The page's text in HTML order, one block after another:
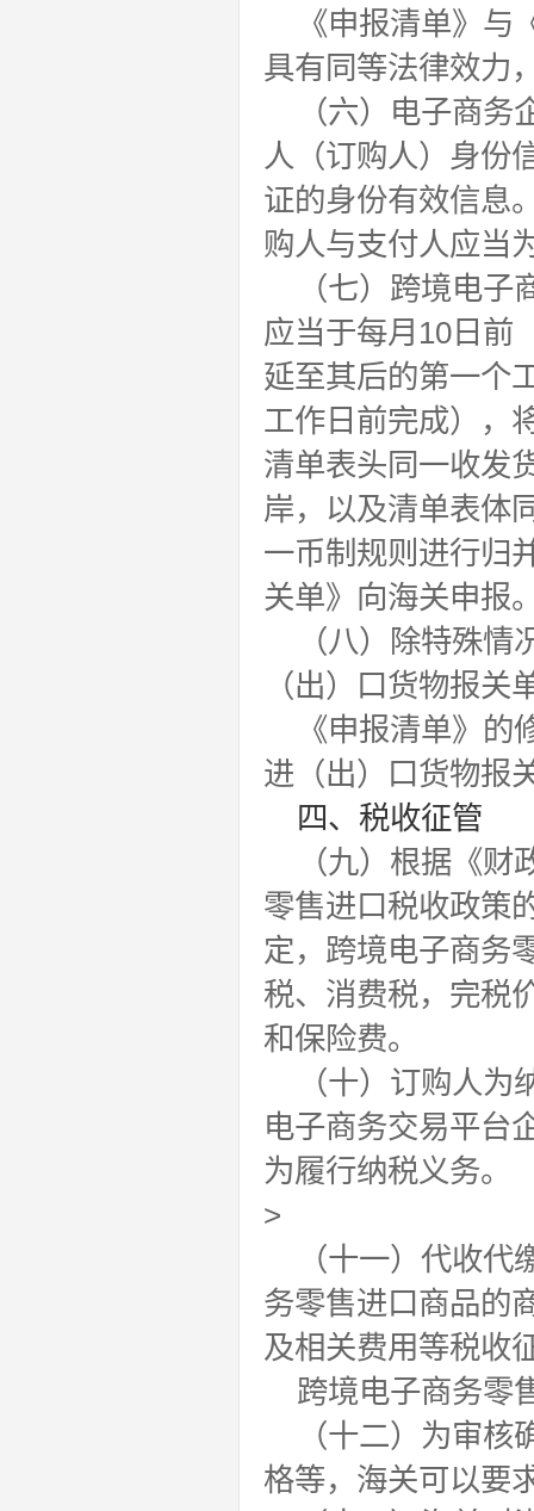
《申报清单》
具有同等法律效力
（六）电子商
人（订购人）身份
证的身份有效信息
购人与支付人应当
（七）跨境电
应当于每月10日前
延至其后的第一个
工作日前完成），
清单表头同一收发
岸，以及清单表体
一币制规则进行归
关单》向海关申报
（八）除特殊
（出）口货物报
《申报清单》
进（出）口货物报
四、税收征管
（九）根据《
零售进口税收政策
定，跨境电子商务
税、消费税，完税
和保险费。
（十）订购人
电子商务交易平台
为履行纳税义务。
>
（十一）代收
务零售进口商品的
及相关费用等税收
跨境电子商务零
（十二）为审
格等，海关可以要